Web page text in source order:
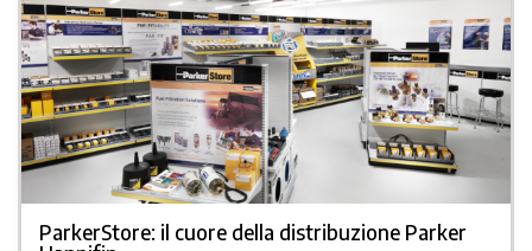
ParkerStore: il cuore della distribuzione Parker